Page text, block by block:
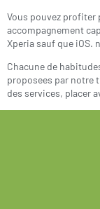
Vous pouvez profiter
accompagnement
Xperia sauf que iOS.
Chacune de
proposees par notre
des services, placer